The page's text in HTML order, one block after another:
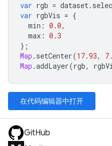
var rgb = dataset.
var rgbVis = {
min : 0.0,
max : 0.3
};
Map . setCenter(17.93,
Map .addLayer(rgb,
在代码编辑器中打开
GitHub